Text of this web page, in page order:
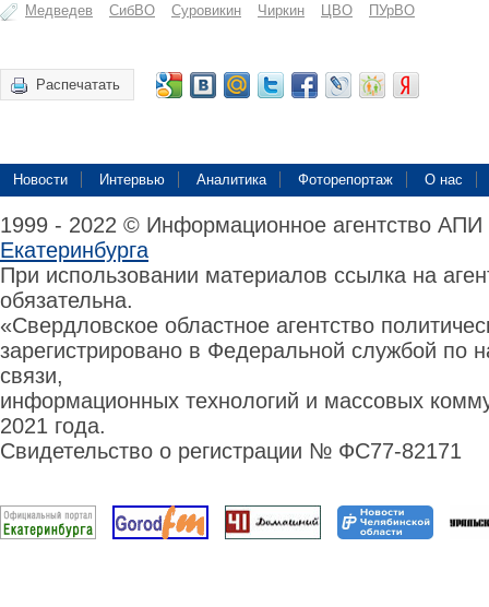
Медведев СибВО Суровикин Чиркин ЦВО ПУрВО
Распечатать
Новости Интервью Аналитика Фоторепортаж О нас
1999 - 2022 © Информационное агентство
Екатеринбурга
При использовании материалов ссылка на
обязательна.
«Свердловское областное агентство
зарегистрировано в Федеральной службой по
связи,
информационных технологий и массовых
2021 года.
Свидетельство о регистрации № ФС77-82171